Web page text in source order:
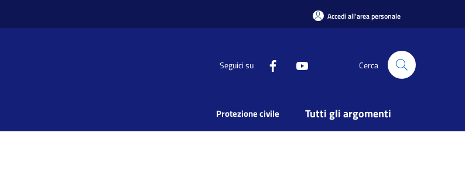
Accedi all'area personale
Seguici su Cerca
Protezione civile Tutti gli argomenti